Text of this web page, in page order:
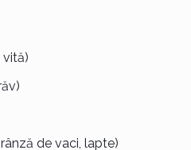
vită)
de vaci, lapte)